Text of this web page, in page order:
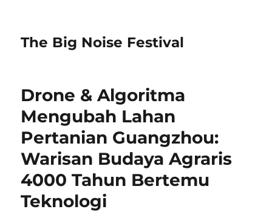
The Big Noise Festival
Drone & Algoritma
Mengubah Lahan
Pertanian Guangzhou:
Warisan Budaya Agraris
4000 Tahun Bertemu
Teknologi